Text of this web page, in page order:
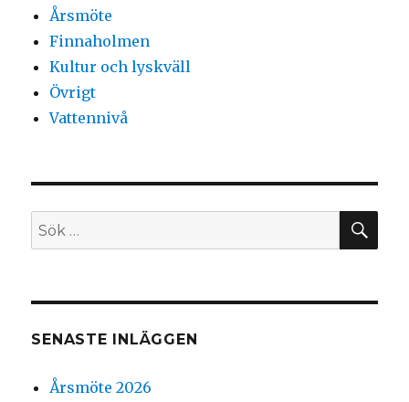
Årsmöte
Finnaholmen
Kultur och lyskväll
Övrigt
Vattennivå
Sök
efter:
SENASTE INLÄGGEN
Årsmöte 2026